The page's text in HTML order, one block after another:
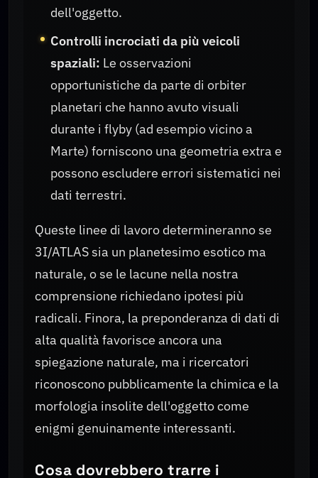
dell'oggetto.
Controlli incrociati da più veicoli
spaziali: Le osservazioni
opportunistiche da parte di orbiter
planetari che hanno avuto visuali
durante i flyby (ad esempio vicino a
Marte) forniscono una geometria extra e
possono escludere errori sistematici nei
dati terrestri.
Queste linee di lavoro determineranno se
3I/ATLAS sia un planetesimo esotico ma
naturale, o se le lacune nella nostra
comprensione richiedano ipotesi più
radicali. Finora, la preponderanza di dati di
alta qualità favorisce ancora una
spiegazione naturale, ma i ricercatori
riconoscono pubblicamente la chimica e la
morfologia insolite dell'oggetto come
enigmi genuinamente interessanti.
Cosa dovrebbero trarre i